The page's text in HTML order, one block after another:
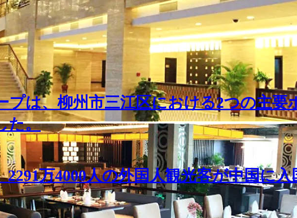
プは、柳州市三江区における2つの主
た。
2291万4000人の外国人観光客が中国に